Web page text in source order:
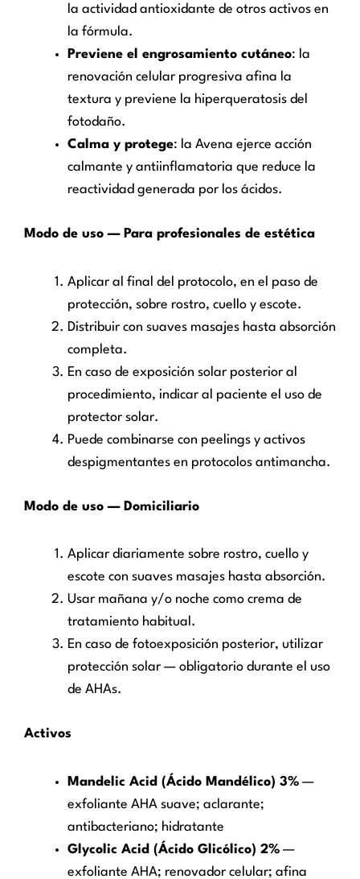
la actividad antioxidante de otros activos en
la fórmula.
Previene el engrosamiento cutáneo: la
renovación celular progresiva afina la
textura y previene la hiperqueratosis del
fotodaño.
Calma y protege: la Avena ejerce acción
calmante y antiinflamatoria que reduce la
reactividad generada por los ácidos.
Modo de uso — Para profesionales de estética
Aplicar al final del protocolo, en el paso de
protección, sobre rostro, cuello y escote.
Distribuir con suaves masajes hasta absorción
completa.
En caso de exposición solar posterior al
procedimiento, indicar al paciente el uso de
protector solar.
Puede combinarse con peelings y activos
despigmentantes en protocolos antimancha.
Modo de uso — Domiciliario
Aplicar diariamente sobre rostro, cuello y
escote con suaves masajes hasta absorción.
Usar mañana y/o noche como crema de
tratamiento habitual.
En caso de fotoexposición posterior, utilizar
protección solar — obligatorio durante el uso
de AHAs.
Activos
Mandelic Acid (Ácido Mandélico) 3% —
exfoliante AHA suave; aclarante;
antibacteriano; hidratante
Glycolic Acid (Ácido Glicólico) 2% —
exfoliante AHA; renovador celular; afina